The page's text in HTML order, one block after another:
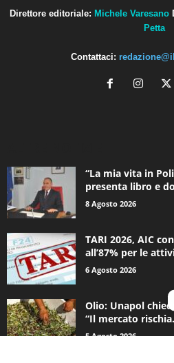
Direttore editoriale: Michele Varesano
Petta
Contattaci:
“La mia vita in
presenta libro e
8 Agosto 2026
TARI 2026, AIC
all’87% per le
6 Agosto 2026
Olio: Unapol
“Il mercato
5 Agosto 2026